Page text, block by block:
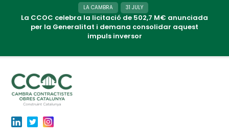
LA CAMBRA 31 JULY
La CCOC celebra la licitació de 502,7 M€ anunciada
per la Generalitat i demana consolidar aquest
impuls inversor